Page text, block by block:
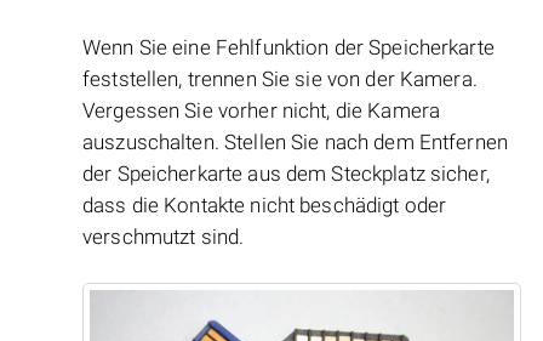
Wenn Sie eine Fehlfunktion der Speicherkarte
feststellen, trennen Sie sie von der Kamera.
Vergessen Sie vorher nicht, die Kamera
auszuschalten. Stellen Sie nach dem Entfernen
der Speicherkarte aus dem Steckplatz sicher,
dass die Kontakte nicht beschädigt oder
verschmutzt sind.